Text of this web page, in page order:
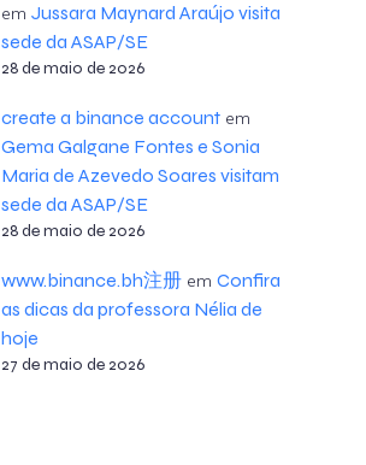
em Jussara Maynard Araújo visita
sede da ASAP/SE
28 de maio de 2026
create a binance accountem
Gema Galgane Fontes e Sonia
Maria de Azevedo Soares visitam
sede da ASAP/SE
28 de maio de 2026
www.binance.bh注册em Confira
as dicas da professora Nélia de
hoje
27 de maio de 2026